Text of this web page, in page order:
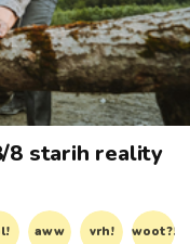
8 starih reality
aww vrh! woot?!